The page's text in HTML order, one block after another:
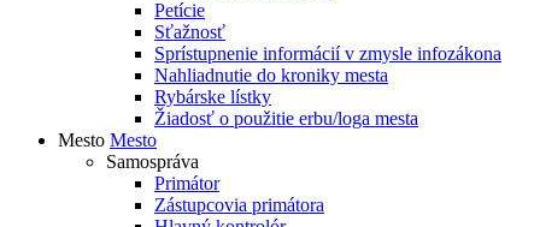
Petície
Sťažnosť
Sprístupnenie informácií v zmysle infozákona
Nahliadnutie do kroniky mesta
Rybárske lístky
Žiadosť o použitie erbu/loga mesta
Mesto Mesto
Samospráva
Primátor
Zástupcovia primátora